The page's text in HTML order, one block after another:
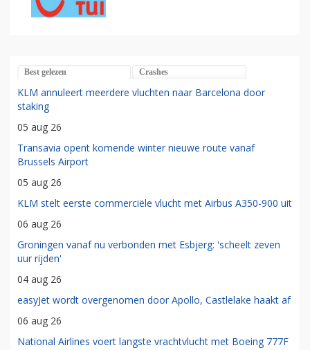
Best gelezen Crashes
KLM annuleert meerdere vluchten naar Barcelona door
staking
05 aug 26
Transavia opent komende winter nieuwe route vanaf
Brussels Airport
05 aug 26
KLM stelt eerste commerciële vlucht met Airbus A350-900 uit
06 aug 26
Groningen vanaf nu verbonden met Esbjerg: 'scheelt zeven
uur rijden'
04 aug 26
easyJet wordt overgenomen door Apollo, Castlelake haakt af
06 aug 26
National Airlines voert langste vrachtvlucht met Boeing 777F